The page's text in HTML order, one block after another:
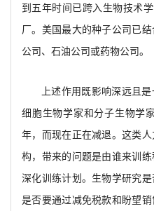
到五年时间已跨入生物技术
厂。美国最大的种子公司已
公司、石油公司或药物公司。
上述作用既影响深远且
细胞生物学家和分子生物学
年，而现在正在减退。这类
构，带来的问题是由谁来训
深化训练计划。生物学研究是
是否要通过减免税款和盼望